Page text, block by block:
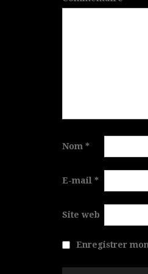
Nom *
E-mail *
Site web
Enregistrer